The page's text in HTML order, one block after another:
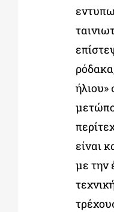
ήλιου»
είναι
με την